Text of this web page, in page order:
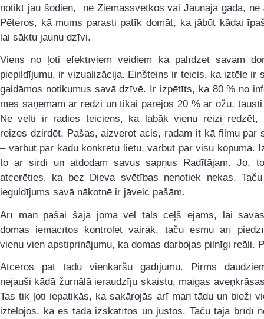
notikt jau šodien, ne Ziemassvētkos vai Jaunajā gadā, ne
Pēteros, kā mums parasti patīk domāt, ka jābūt kādai
lai sāktu jaunu dzīvi.
Viens no ļoti efektīviem veidiem kā palīdzēt savām
piepildījumu, ir vizualizācija. Einšteins ir teicis, ka iztēle ir
gaidāmos notikumus savā dzīvē. Ir izpētīts, ka 80 % no
mēs saņemam ar redzi un tikai pārējos 20 % ar ožu,
Ne velti ir radies teiciens, ka labāk vienu reizi redzēt,
reizes dzirdēt. Pašas, aizverot acis, radam it kā filmu par
– varbūt par kādu konkrētu lietu, varbūt par visu kopumā.
to ar sirdi un atdodam savus sapņus Radītājam. Jo,
atcerēties, ka bez Dieva svētības nenotiek nekas.
ieguldījums savā nākotnē ir jāveic pašām.
Arī man pašai šajā jomā vēl tāls ceļš ejams, lai savas
domas iemācītos kontrolēt vairāk, taču esmu arī
vienu vien apstiprinājumu, ka domas darbojas pilnīgi reāli.
Atceros pat tādu vienkāršu gadījumu. Pirms
nejauši kādā žurnālā ieraudzīju skaistu, maigas
Tas tik ļoti iepatikās, ka sakārojās arī man tādu un bieži
iztēlojos, kā es tādā izskatītos un justos. Taču tajā brīdī